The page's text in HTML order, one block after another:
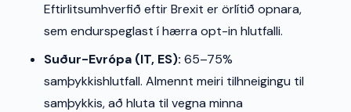
Eftirlitsumhverfið eftir Brexit er örlítið opnara,
sem endurspeglast í hærra opt-in hlutfalli.
Suður-Evrópa (IT, ES): 65–75%
samþykkishlutfall. Almennt meiri tilhneigingu til
samþykkis, að hluta til vegna minna